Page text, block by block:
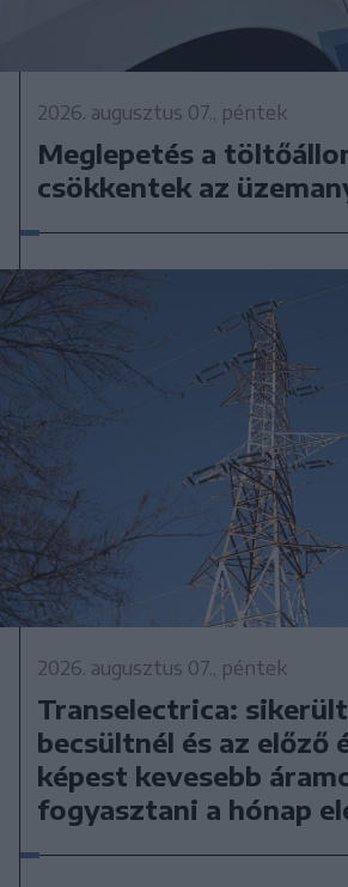
2026. augusztus 07., péntek
Meglepetés a
csökkentek az
2026. augusztus 07., péntek
Transelectrica:
becsültnél és az előző
képest kevesebb
fogyasztani a hónap